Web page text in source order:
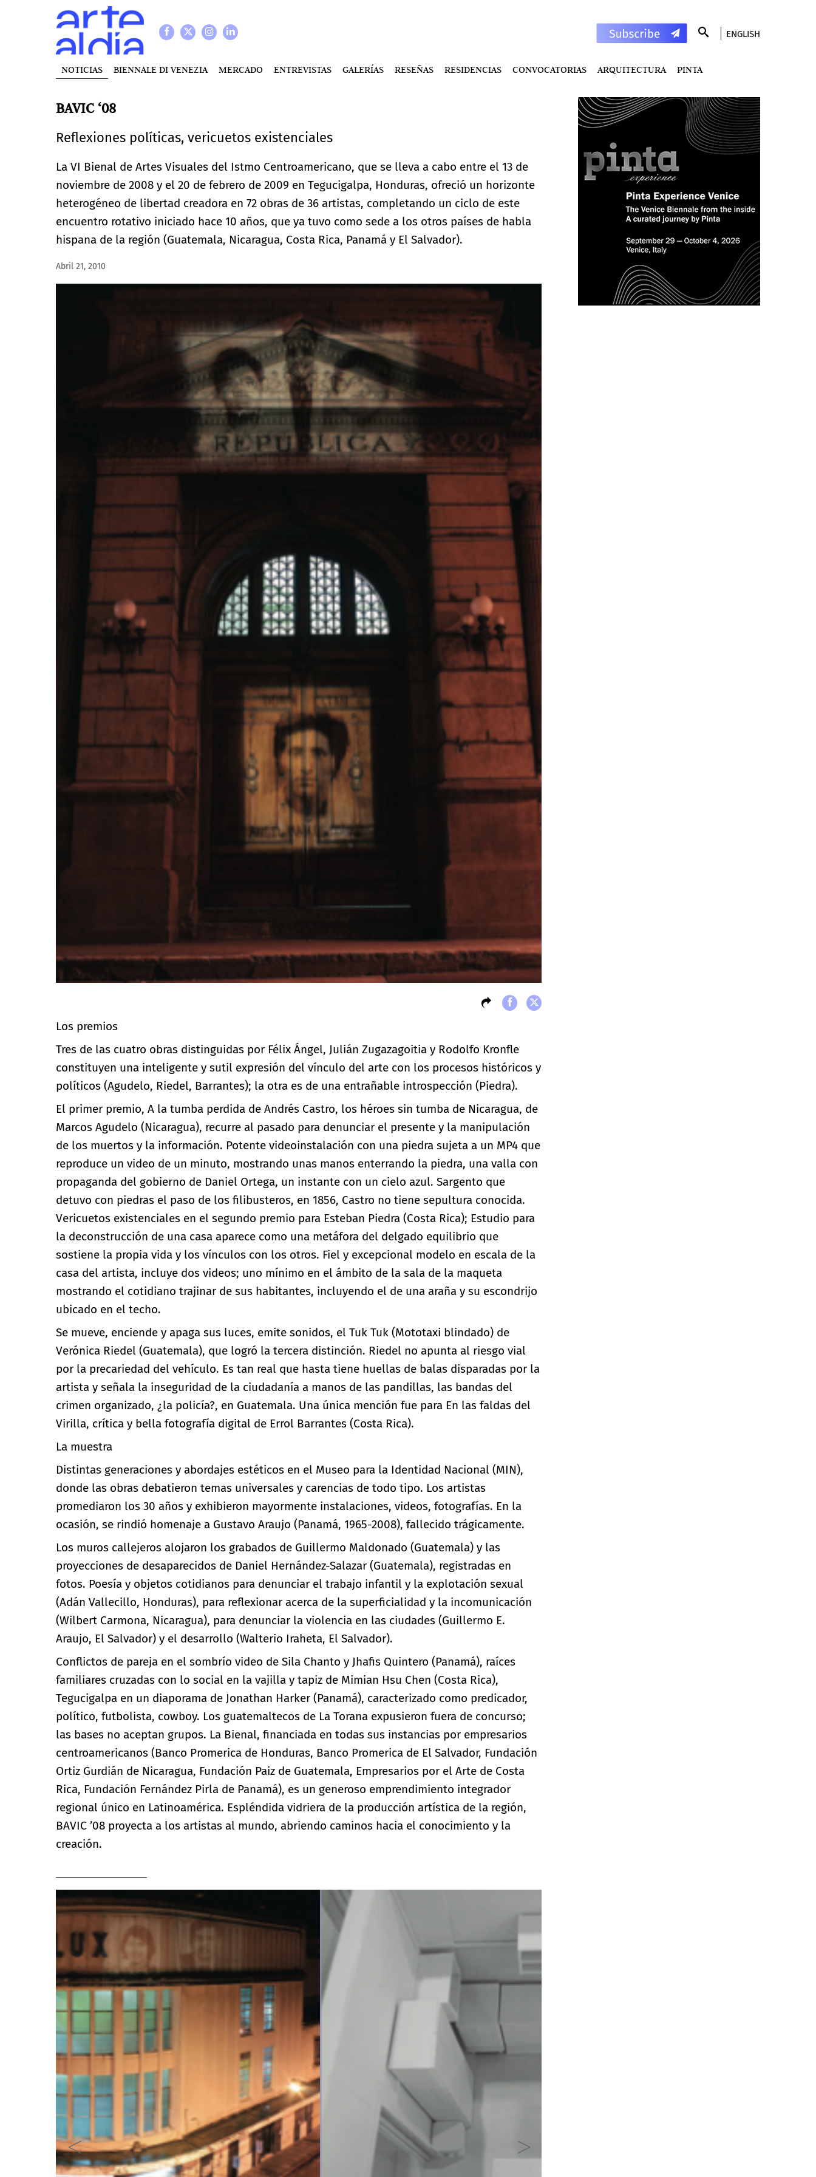
ENGLISH
NOTICIAS BIENNALE DI VENEZIA MERCADO ENTREVISTAS GALERÍAS RESEÑAS RESIDENCIAS CONVOCATORIAS ARQUITECTURA PINTA
BAVIC ‘08
Reflexiones políticas, vericuetos existenciales
La VI Bienal de Artes Visuales del Istmo Centroamericano, que se lleva a cabo entre el 13 de
noviembre de 2008 y el 20 de febrero de 2009 en Tegucigalpa, Honduras, ofreció un horizonte
heterogéneo de libertad creadora en 72 obras de 36 artistas, completando un ciclo de este
encuentro rotativo iniciado hace 10 años, que ya tuvo como sede a los otros países de habla
hispana de la región (Guatemala, Nicaragua, Costa Rica, Panamá y El Salvador).
Abril 21, 2010
Los premios
Tres de las cuatro obras distinguidas por Félix Ángel, Julián Zugazagoitia y Rodolfo Kronfle
constituyen una inteligente y sutil expresión del vínculo del arte con los procesos históricos y
políticos (Agudelo, Riedel, Barrantes); la otra es de una entrañable introspección (Piedra).
El primer premio, A la tumba perdida de Andrés Castro, los héroes sin tumba de Nicaragua, de
Marcos Agudelo (Nicaragua), recurre al pasado para denunciar el presente y la manipulación
de los muertos y la información. Potente videoinstalación con una piedra sujeta a un MP4 que
reproduce un video de un minuto, mostrando unas manos enterrando la piedra, una valla con
propaganda del gobierno de Daniel Ortega, un instante con un cielo azul. Sargento que
detuvo con piedras el paso de los filibusteros, en 1856, Castro no tiene sepultura conocida.
Vericuetos existenciales en el segundo premio para Esteban Piedra (Costa Rica); Estudio para
la deconstrucción de una casa aparece como una metáfora del delgado equilibrio que
sostiene la propia vida y los vínculos con los otros. Fiel y excepcional modelo en escala de la
casa del artista, incluye dos videos; uno mínimo en el ámbito de la sala de la maqueta
mostrando el cotidiano trajinar de sus habitantes, incluyendo el de una araña y su escondrijo
ubicado en el techo.
Se mueve, enciende y apaga sus luces, emite sonidos, el Tuk Tuk (Mototaxi blindado) de
Verónica Riedel (Guatemala), que logró la tercera distinción. Riedel no apunta al riesgo vial
por la precariedad del vehículo. Es tan real que hasta tiene huellas de balas disparadas por la
artista y señala la inseguridad de la ciudadanía a manos de las pandillas, las bandas del
crimen organizado, ¿la policía?, en Guatemala. Una única mención fue para En las faldas del
Virilla, crítica y bella fotografía digital de Errol Barrantes (Costa Rica).
La muestra
Distintas generaciones y abordajes estéticos en el Museo para la Identidad Nacional (MIN),
donde las obras debatieron temas universales y carencias de todo tipo. Los artistas
promediaron los 30 años y exhibieron mayormente instalaciones, videos, fotografías. En la
ocasión, se rindió homenaje a Gustavo Araujo (Panamá, 1965-2008), fallecido trágicamente.
Los muros callejeros alojaron los grabados de Guillermo Maldonado (Guatemala) y las
proyecciones de desaparecidos de Daniel Hernández-Salazar (Guatemala), registradas en
fotos. Poesía y objetos cotidianos para denunciar el trabajo infantil y la explotación sexual
(Adán Vallecillo, Honduras), para reflexionar acerca de la superficialidad y la incomunicación
(Wilbert Carmona, Nicaragua), para denunciar la violencia en las ciudades (Guillermo E.
Araujo, El Salvador) y el desarrollo (Walterio Iraheta, El Salvador).
Conflictos de pareja en el sombrío video de Sila Chanto y Jhafis Quintero (Panamá), raíces
familiares cruzadas con lo social en la vajilla y tapiz de Mimian Hsu Chen (Costa Rica),
Tegucigalpa en un diaporama de Jonathan Harker (Panamá), caracterizado como predicador,
político, futbolista, cowboy. Los guatemaltecos de La Torana expusieron fuera de concurso;
las bases no aceptan grupos. La Bienal, financiada en todas sus instancias por empresarios
centroamericanos (Banco Promerica de Honduras, Banco Promerica de El Salvador, Fundación
Ortiz Gurdián de Nicaragua, Fundación Paiz de Guatemala, Empresarios por el Arte de Costa
Rica, Fundación Fernández Pirla de Panamá), es un generoso emprendimiento integrador
regional único en Latinoamérica. Espléndida vidriera de la producción artística de la región,
BAVIC ’08 proyecta a los artistas al mundo, abriendo caminos hacia el conocimiento y la
creación.